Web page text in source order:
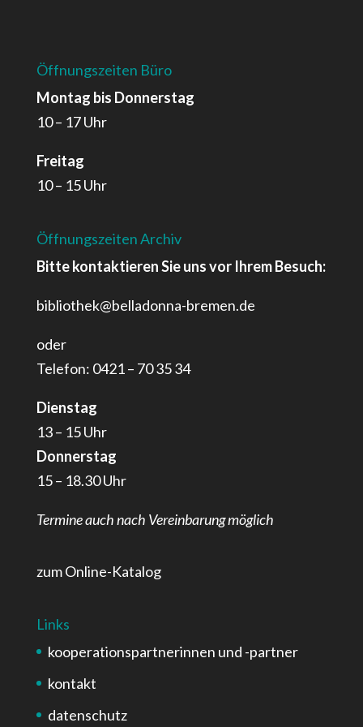
Öffnungszeiten Büro
Montag bis Donnerstag
10 – 17 Uhr
Freitag
10 – 15 Uhr
Öffnungszeiten Archiv
Bitte kontaktieren Sie uns vor Ihrem Besuch:
bibliothek@belladonna-bremen.de
oder
Telefon: 0421 – 70 35 34
Dienstag
13 – 15 Uhr
Donnerstag
15 – 18.30 Uhr
Termine auch nach Vereinbarung möglich
zum Online-Katalog
Links
kooperationspartnerinnen und -partner
kontakt
datenschutz